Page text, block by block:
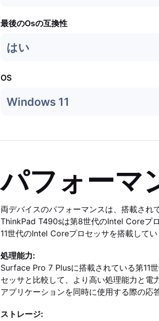
最後のOsの互換性
はい
OS
Windows 11
パフォーマ
両デバイスのパフォーマンスは、搭載され
ThinkPad T490sは第8世代のIntel Coreプ
11世代のIntel Coreプロセッサを搭載してい
処理能力:
Surface Pro 7 Plusに搭載されている第11
セッサと比較して、より高い処理能力と
アプリケーションを同時に使用する際の応
ストレージ: